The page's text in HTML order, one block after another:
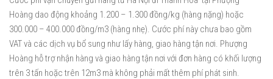
Hoàng dao động khoảng 1.200 – 1.300 đồng/kg (hàng nặng) hoặc
300.000 – 400.000 đồng/m3 (hàng nhẹ). Cước phí này chưa bao gồm
VAT và các dịch vụ bổ sung như lấy hàng, giao hàng tận nơi. Phượng
Hoàng hỗ trợ nhận hàng và giao hàng tận nơi với đơn hàng có khối lượng
trên 3 tấn hoặc trên 12m3 mà không phải mất thêm phí phát sinh.